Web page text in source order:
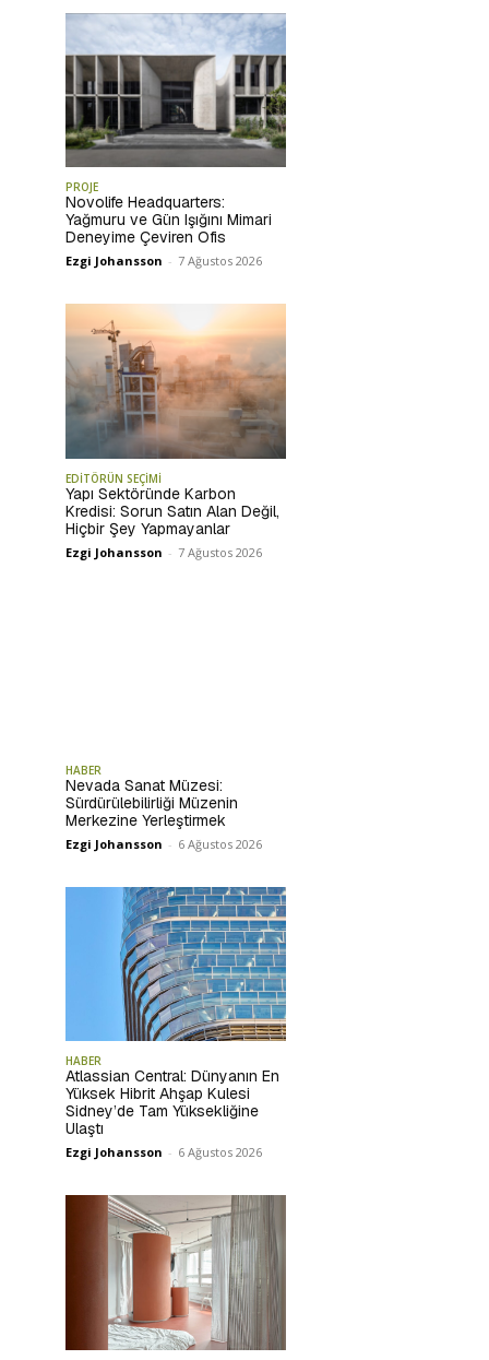
PROJE
Novolife Headquarters:
Yağmuru ve Gün Işığını Mimari
Deneyime Çeviren Ofis
Ezgi Johansson - 7 Ağustos 2026
EDİTÖRÜN SEÇİMİ
Yapı Sektöründe Karbon
Kredisi: Sorun Satın Alan Değil,
Hiçbir Şey Yapmayanlar
Ezgi Johansson - 7 Ağustos 2026
HABER
Nevada Sanat Müzesi:
Sürdürülebilirliği Müzenin
Merkezine Yerleştirmek
Ezgi Johansson - 6 Ağustos 2026
HABER
Atlassian Central: Dünyanın En
Yüksek Hibrit Ahşap Kulesi
Sidney’de Tam Yüksekliğine
Ulaştı
Ezgi Johansson - 6 Ağustos 2026